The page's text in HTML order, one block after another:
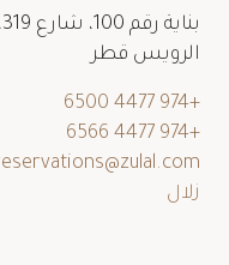
الرويس قطر
+974 4477 6500
+974 4477 6566
زلال